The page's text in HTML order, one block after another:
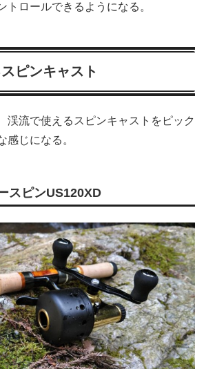
トロールできるようになる。
ピンキャスト
渓流で使えるスピンキャストをピック
感じになる。
スピンUS120XD